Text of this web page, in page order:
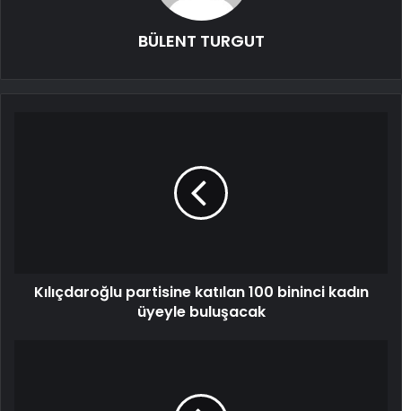
BÜLENT TURGUT
Kılıçdaroğlu partisine katılan 100 bininci kadın
üyeyle buluşacak